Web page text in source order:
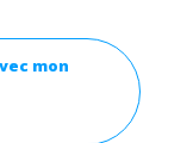
mon